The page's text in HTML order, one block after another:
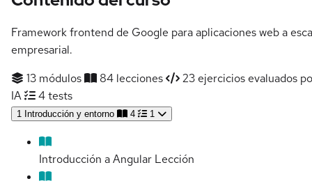
Framework frontend de Google para aplicaciones web a
empresarial.
13 módulos
84 lecciones
23 ejercicios evaluados
IA
4 tests
1 Introducción y entorno 4 1
Introducción a Angular Lección